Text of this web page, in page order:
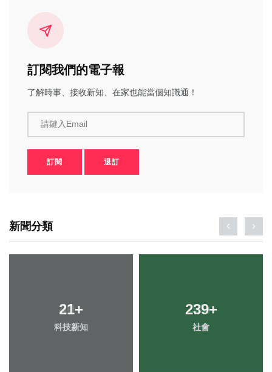
訂閱我們的電子報
了解時事、接收新知、在家也能當個知識通！
請鍵入Email
訂閱 退訂
新聞分類
21+
科技新知
239+
社會